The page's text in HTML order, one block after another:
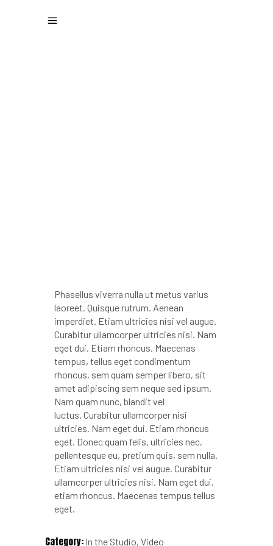
Phasellus viverra nulla ut metus varius
laoreet. Quisque rutrum. Aenean
imperdiet. Etiam ultricies nisi vel augue.
Curabitur ullamcorper ultricies nisi. Nam
eget dui. Etiam rhoncus. Maecenas
tempus, tellus eget condimentum
rhoncus, sem quam semper libero, sit
amet adipiscing sem neque sed ipsum.
Nam quam nunc, blandit vel
luctus. Curabitur ullamcorper nisi
ultricies. Nam eget dui. Etiam rhoncus
eget. Donec quam felis, ultricies nec,
pellentesque eu, pretium quis, sem nulla.
Etiam ultricies nisi vel augue. Curabitur
ullamcorper ultricies nisi. Nam eget dui,
etiam rhoncus. Maecenas tempus tellus
eget.
Category: In the Studio Video